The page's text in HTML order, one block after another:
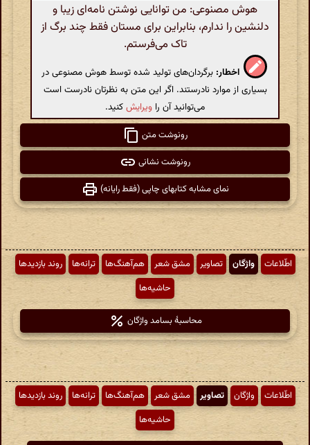
هوش مصنوعی: من توانایی نوشتن نامه‌ای زیبا و
دلنشین را ندارم، بنابراین برای مستان فقط چند برگ از
تاک می‌فرستم.
اخطار: برگردان‌های تولید شده توسط هوش مصنوعی در
بسیاری از موارد نادرستند. اگر این متن به نظرتان نادرست است
می‌توانید آن را ویرایشکنید.
رونوشت متن
رونوشت نشانی
نمای مشابه کتابهای چاپی (فقط رایانه)
اطّلاعات واژگان تصاویر مشق شعر هم‌آهنگ‌ها ترانه‌ها
روند بازدیدها
حاشیه‌ها
محاسبهٔ بسامد واژگان
اطّلاعات واژگان تصاویر مشق شعر هم‌آهنگ‌ها ترانه‌ها
روند بازدیدها
حاشیه‌ها